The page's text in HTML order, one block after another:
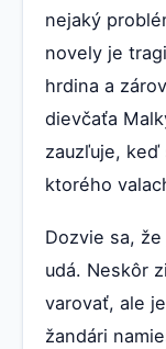
nejaký
novely je
hrdina a
dievčaťa
zauzľuje, keď
ktorého
Dozvie sa,
udá. Neskôr
varovať, ale
žandári